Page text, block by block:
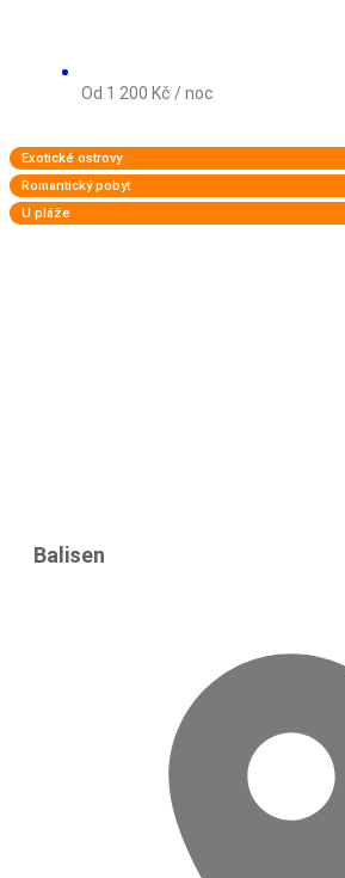
Od 1 200 Kč / noc
Exotické ostrovy
Romantický pobyt
U pláže
Balisen